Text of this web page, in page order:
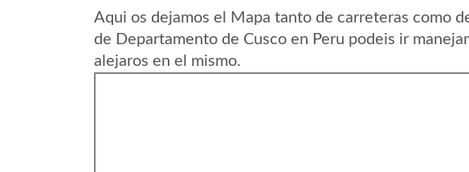
Aqui os dejamos el Mapa tanto de carreteras como
de Departamento de Cusco en Peru podeis ir
alejaros en el mismo.